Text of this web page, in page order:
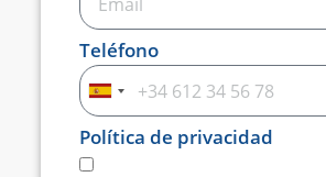
Teléfono
Spain
+34
Política de privacidad